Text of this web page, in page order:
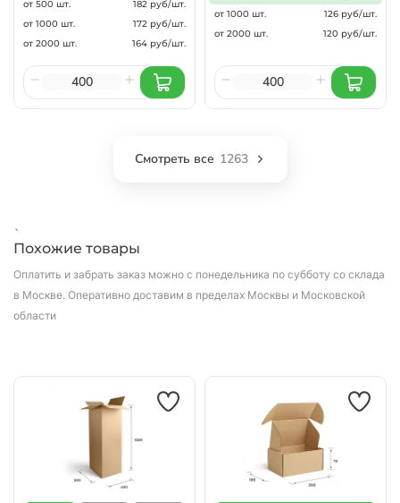
от 500 шт.
182 руб/шт.
от 1000 шт.
172 руб/шт.
от 2000 шт.
164 руб/шт.
от 1000 шт.
126 руб/шт.
от 2000 шт.
120 руб/шт.
Смотреть все 1263
`
Похожие товары
Оплатить и забрать заказ можно с понедельника по субботу со склада
в Москве. Оперативно доставим в пределах Москвы и Московской
области